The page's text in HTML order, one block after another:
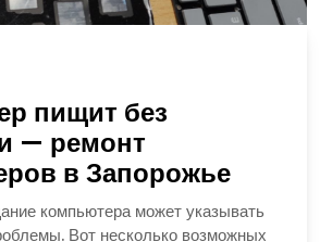
пищит без
— ремонт
в Запорожье
компьютера может указывать
Вот несколько возможных